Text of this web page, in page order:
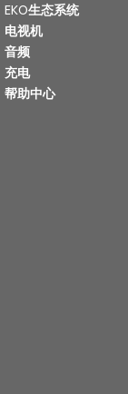
EKO生态系统
电视机
音频
充电
帮助中心